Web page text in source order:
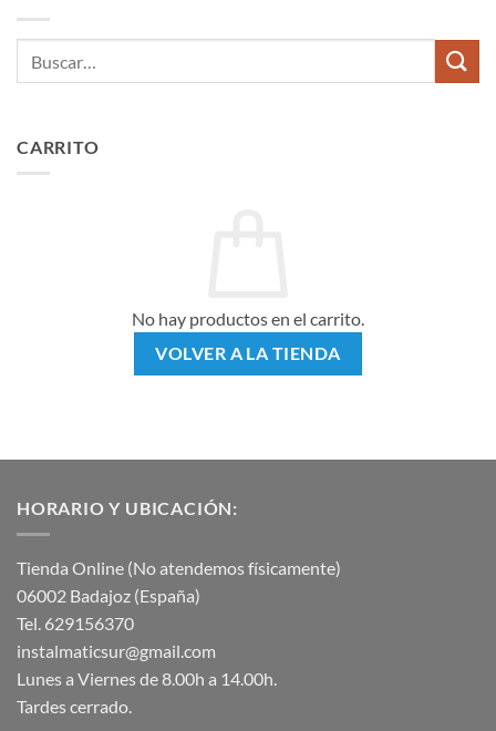
CARRITO
No hay productos en el carrito.
VOLVER A LA TIENDA
HORARIO Y UBICACIÓN:
Tienda Online (No atendemos físicamente)
06002 Badajoz (España)
Tel. 629156370
instalmaticsur@gmail.com
Lunes a Viernes de 8.00h a 14.00h.
Tardes cerrado.